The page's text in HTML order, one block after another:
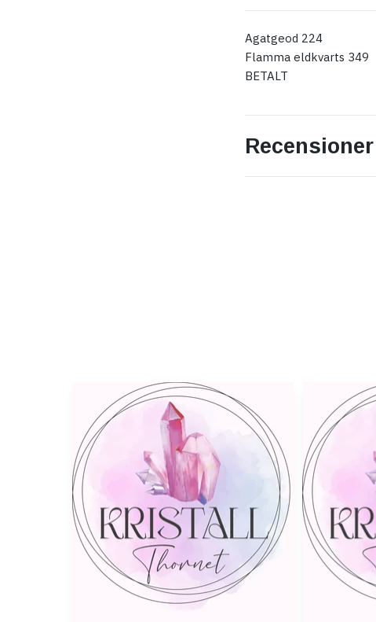
Agatgeod 224
Flamma eldkvarts 349
BETALT
Recensioner